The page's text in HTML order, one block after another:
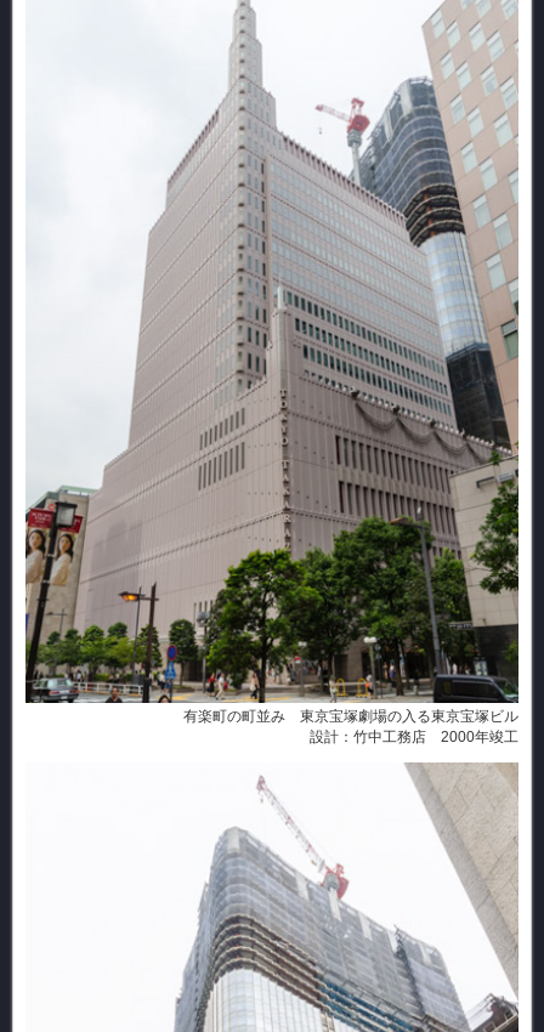
有楽町の町並み 東京宝塚劇場の入る東京宝塚ビル
設計：竹中工務店 2000年竣工